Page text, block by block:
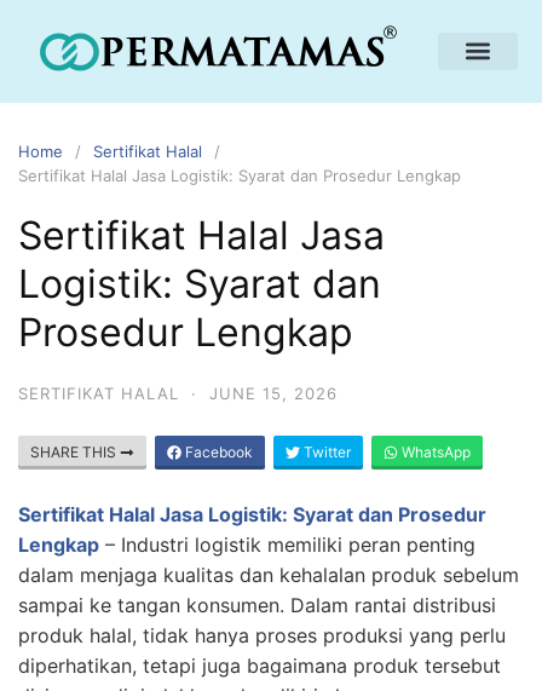
Home
Sertifikat Halal
Sertifikat Halal Jasa Logistik: Syarat dan Prosedur Lengkap
Sertifikat Halal Jasa
Logistik: Syarat dan
Prosedur Lengkap
SERTIFIKAT HALAL · JUNE 15, 2026
SHARE THIS Facebook Twitter WhatsApp
Sertifikat Halal Jasa Logistik: Syarat dan Prosedur
Lengkap – Industri logistik memiliki peran penting
dalam menjaga kualitas dan kehalalan produk sebelum
sampai ke tangan konsumen. Dalam rantai distribusi
produk halal, tidak hanya proses produksi yang perlu
diperhatikan, tetapi juga bagaimana produk tersebut